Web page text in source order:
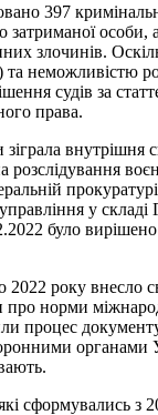
397
особи,
та
судів за
права.
внутрішня
у складі
було
року внесло
норми
сформувались з